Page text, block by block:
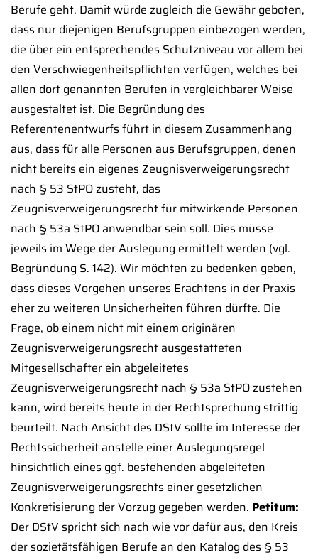
Berufe geht. Damit würde zugleich die Gewähr geboten,
dass nur diejenigen Berufsgruppen einbezogen werden,
die über ein entsprechendes Schutzniveau vor allem bei
den Verschwiegenheitspflichten verfügen, welches bei
allen dort genannten Berufen in vergleichbarer Weise
ausgestaltet ist. Die Begründung des
Referentenentwurfs führt in diesem Zusammenhang
aus, dass für alle Personen aus Berufsgruppen, denen
nicht bereits ein eigenes Zeugnisverweigerungsrecht
nach § 53 StPO zusteht, das
Zeugnisverweigerungsrecht für mitwirkende Personen
nach § 53a StPO anwendbar sein soll. Dies müsse
jeweils im Wege der Auslegung ermittelt werden (vgl.
Begründung S. 142). Wir möchten zu bedenken geben,
dass dieses Vorgehen unseres Erachtens in der Praxis
eher zu weiteren Unsicherheiten führen dürfte. Die
Frage, ob einem nicht mit einem originären
Zeugnisverweigerungsrecht ausgestatteten
Mitgesellschafter ein abgeleitetes
Zeugnisverweigerungsrecht nach § 53a StPO zustehen
kann, wird bereits heute in der Rechtsprechung strittig
beurteilt. Nach Ansicht des DStV sollte im Interesse der
Rechtssicherheit anstelle einer Auslegungsregel
hinsichtlich eines ggf. bestehenden abgeleiteten
Zeugnisverweigerungsrechts einer gesetzlichen
Konkretisierung der Vorzug gegeben werden. Petitum:
Der DStV spricht sich nach wie vor dafür aus, den Kreis
der sozietätsfähigen Berufe an den Katalog des § 53